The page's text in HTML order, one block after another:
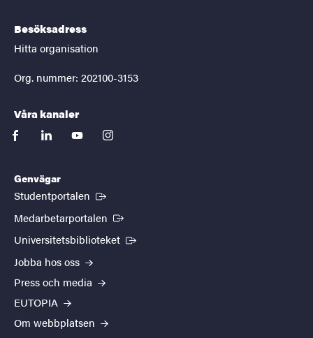
Besöksadress
Hitta organisation
Org. nummer: 202100-3153
Våra kanaler
facebooklinkedinyoutubeinstagram
Genvägar
Studentportalen (Extern länk)
Medarbetarportalen (Extern länk)
Universitetsbiblioteket (Extern länk)
Jobba hos oss
Press och media
EUTOPIA
Om webbplatsen